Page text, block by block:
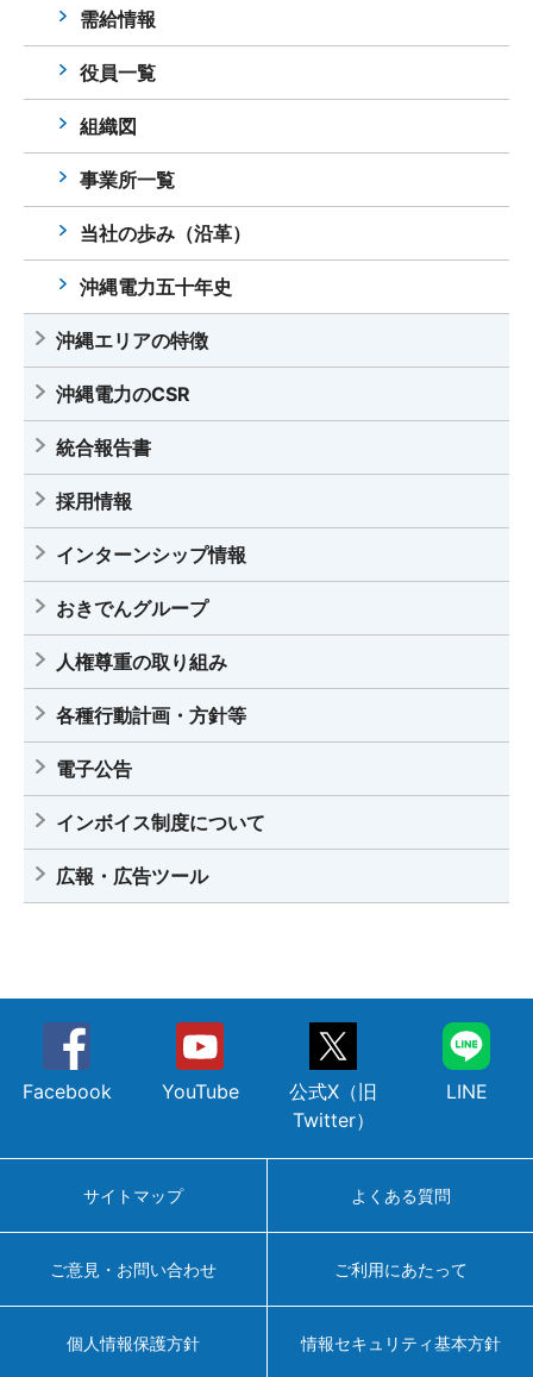
需給情報
役員一覧
組織図
事業所一覧
当社の歩み（沿革）
沖縄電力五十年史
沖縄エリアの特徴
沖縄電力のCSR
統合報告書
採用情報
インターンシップ情報
おきでんグループ
人権尊重の取り組み
各種行動計画・方針等
電子公告
インボイス制度について
広報・広告ツール
Facebook YouTube
公式X（旧
Twitter）
LINE
サイトマップ よくある質問
ご意見・お問い合わせ ご利用にあたって
個人情報保護方針 情報セキュリティ基本方針